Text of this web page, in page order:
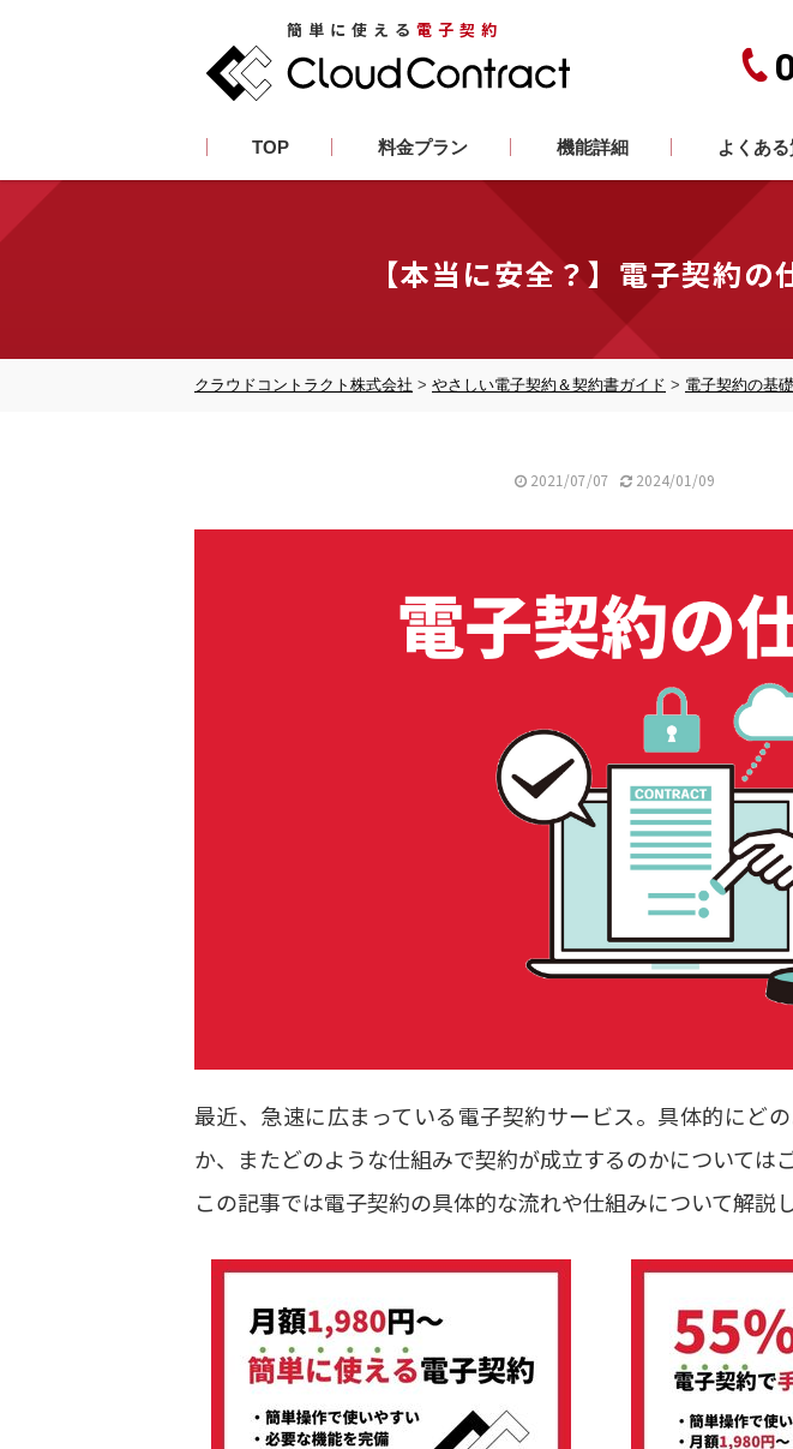
簡単に使える 電子契約
TOP 料金プラン 機能詳細 よくある
【本当に安全？】電子契約
クラウドコントラクト株式会社 > やさしい電子契約＆契約書ガイド > 電子契約の基
2021/07/07 2024/01/09
最近、急速に広まっている電子契約サービス。具体的にど
か、またどのような仕組みで契約が成立するのかについては
この記事では電子契約の具体的な流れや仕組みについて解説し